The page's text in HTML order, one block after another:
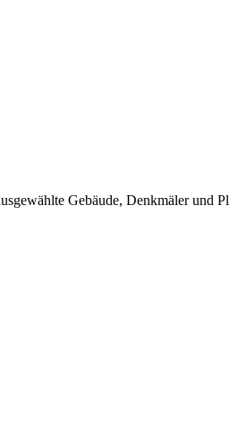
Gebäude, Denkmäler und